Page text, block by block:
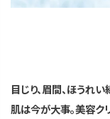
目じり、眉間、ほうれ
肌は今が大事。美容ク